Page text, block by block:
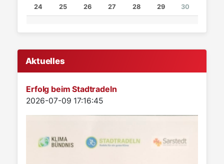
24 25 26 27 28 29 30
Aktuelles
Erfolg beim Stadtradeln
Details
2026-07-09 17:16:45